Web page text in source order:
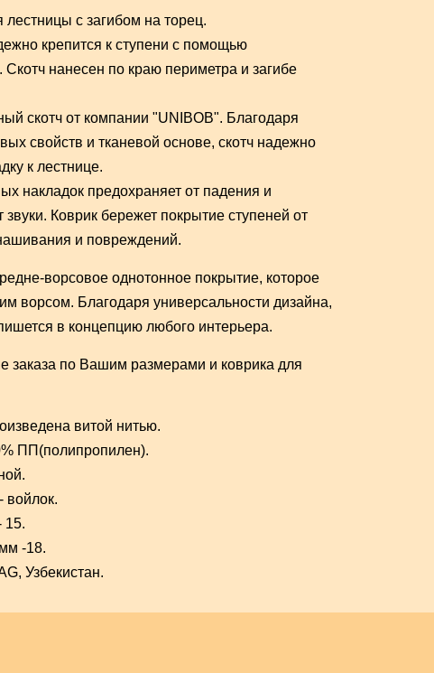
лестницы с загибом на торец.
крепится к ступени с помощью
Скотч нанесен по краю периметра и загибе
скотч от компании "UNIBOB". Благодаря
свойств и тканевой основе, скотч надежно
к лестнице.
накладок предохраняет от падения и
Коврик бережет покрытие ступеней от
и повреждений.
ворсовое однотонное покрытие, которое
ворсом. Благодаря универсальности дизайна,
в концепцию любого интерьера.
заказа по Вашим размерами и коврика для
витой нитью.
ПП(полипропилен).
войлок.
15.
-18.
Узбекистан.